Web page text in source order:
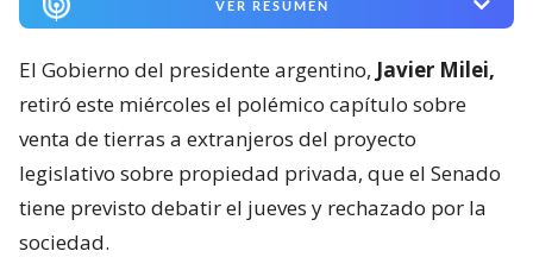
VER RESUMEN
El Gobierno del presidente argentino, Javier Milei,
retiró este miércoles el polémico capítulo sobre
venta de tierras a extranjeros del proyecto
legislativo sobre propiedad privada, que el Senado
tiene previsto debatir el jueves y rechazado por la
sociedad.